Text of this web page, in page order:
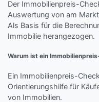
Der Immobilienpreis-
Auswertung von am
Als Basis für die
Immobilie herangezogen.
Warum ist ein
Ein Immobilienpreis-
Orientierungshilfe für
von Immobilien.